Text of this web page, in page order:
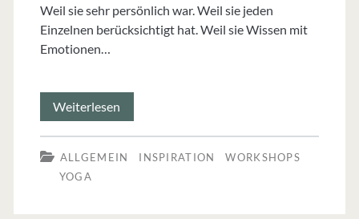
Weil sie sehr persönlich war. Weil sie jeden
Einzelnen berücksichtigt hat. Weil sie Wissen mit
Emotionen…
Weiterlesen
&
Emotionen:
ALLGEMEIN INSPIRATION
WORKSHOPS
YOGA